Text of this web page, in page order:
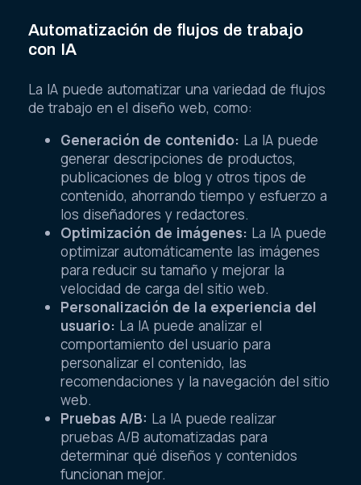
Automatización de flujos de trabajo
con IA
La IA puede automatizar una variedad de flujos
de trabajo en el diseño web, como:
Generación de contenido: La IA puede
generar descripciones de productos,
publicaciones de blog y otros tipos de
contenido, ahorrando tiempo y esfuerzo a
los diseñadores y redactores.
Optimización de imágenes: La IA puede
optimizar automáticamente las imágenes
para reducir su tamaño y mejorar la
velocidad de carga del sitio web.
Personalización de la experiencia del
usuario: La IA puede analizar el
comportamiento del usuario para
personalizar el contenido, las
recomendaciones y la navegación del sitio
web.
Pruebas A/B: La IA puede realizar
pruebas A/B automatizadas para
determinar qué diseños y contenidos
funcionan mejor.